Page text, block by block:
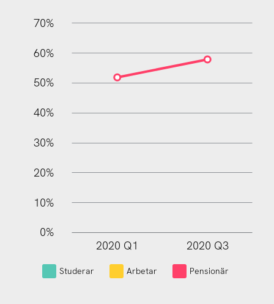
10%
70%
60%
50%
40%
30%
20%
10%
0%
2020 Q1 2020 Q3
Studerar Arbetar Pensionär